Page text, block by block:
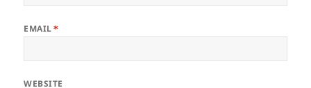
EMAIL*
WEBSITE